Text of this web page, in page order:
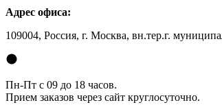
Адрес офиса:
109004, Россия, г. Москва, вн.тер.г.
Пн-Пт с 09 до 18 часов.
Прием заказов через сайт круглосуточно.